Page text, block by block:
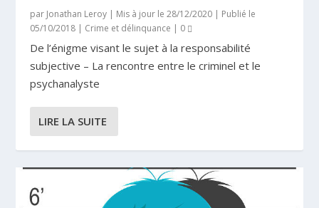
par Jonathan Leroy | Mis à jour le 28/12/2020 | Publié le
05/10/2018 | Crime et délinquance | 0
De l’énigme visant le sujet à la responsabilité
subjective – La rencontre entre le criminel et le
psychanalyste
LIRE LA SUITE